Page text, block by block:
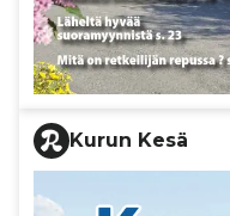
Kurun Kesä